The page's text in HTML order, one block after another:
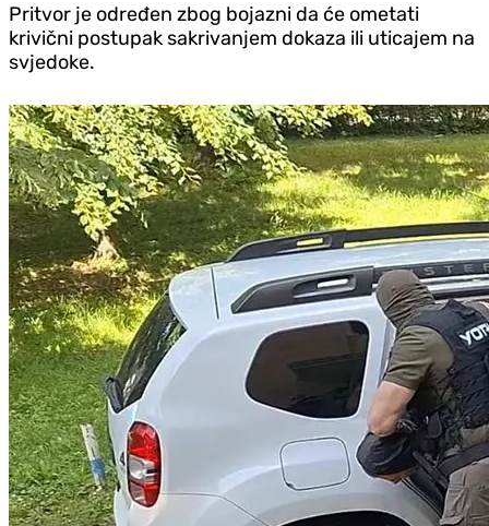
Pritvor je određen zbog bojazni da će ometati
krivični postupak sakrivanjem dokaza ili uticajem na
svjedoke.